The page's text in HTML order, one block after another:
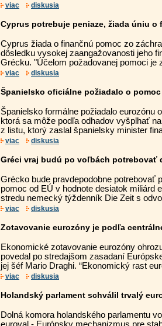
viac diskusia
Cyprus potrebuje peniaze, žiada úniu o
Cyprus žiada o finančnú pomoc zo
dôsledku vysokej zaangažovanosti jeho
Grécku. "Účelom požadovanej pomoci je
viac diskusia
Španielsko oficiálne požiadalo o
Španielsko formálne požiadalo eurozónu
ktorá sa môže podľa odhadov vyšplhať
z listu, ktorý zaslal španielsky minister
viac diskusia
Gréci vraj budú po voľbách potrebovať
Grécko bude pravdepodobne potrebovať
pomoc od EÚ v hodnote desiatok miliárd
stredu nemecký týždenník Die Zeit s
viac diskusia
Zotavovanie eurozóny je podľa
Ekonomické zotavovanie eurozóny
povedal po stredajšom zasadaní
jej šéf Mario Draghi. “Ekonomický rast
viac diskusia
Holandský parlament schválil trvalý
Dolná komora holandského parlamentu